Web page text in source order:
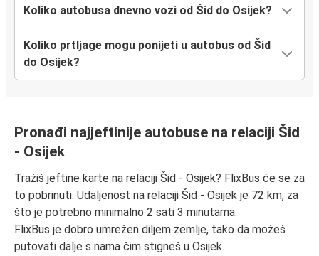
Koliko autobusa dnevno vozi od Šid do Osijek?
Koliko prtljage mogu ponijeti u autobus od Šid
do Osijek?
Pronađi najjeftinije autobuse na relaciji Šid
- Osijek
Tražiš jeftine karte na relaciji Šid - Osijek? FlixBus će se za
to pobrinuti. Udaljenost na relaciji Šid - Osijek je 72 km, za
što je potrebno minimalno 2 sati 3 minutama.
FlixBus je dobro umrežen diljem zemlje, tako da možeš
putovati dalje s nama čim stigneš u Osijek.